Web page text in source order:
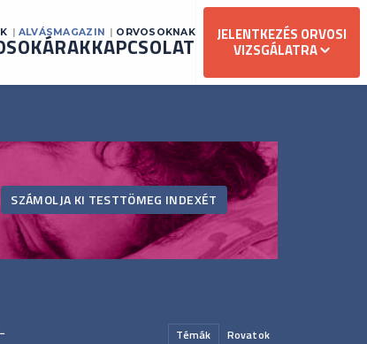
ALVÁSMAGAZIN ORVOSOKNAK
ÁRAKKAPCSOLAT JELENTKEZÉS ORVOSI
VIZSGÁLATRA
SZÁMOLJA KI TESTTÖMEG INDEXÉT
Témák Rovatok